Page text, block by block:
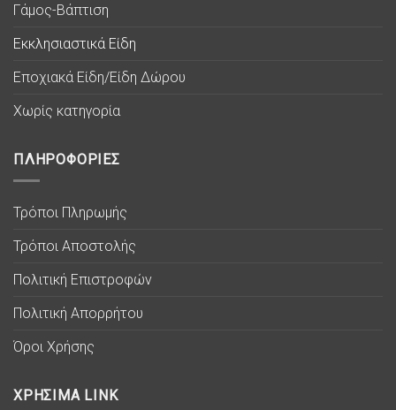
Γάμος-Βάπτιση
Εκκλησιαστικά Είδη
Εποχιακά Είδη/Είδη Δώρου
Χωρίς κατηγορία
ΠΛΗΡΟΦΟΡΙΕΣ
Τρόποι Πληρωμής
Τρόποι Αποστολής
Πολιτική Επιστροφών
Πολιτική Απορρήτου
Όροι Χρήσης
ΧΡΗΣΙΜΑ LINK